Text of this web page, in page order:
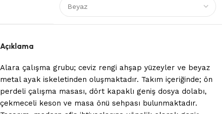
Açıklama
Alara çalışma grubu; ceviz rengi ahşap yüzeyler ve beyaz
metal ayak iskeletinden oluşmaktadır. Takım içeriğinde; ön
perdeli çalışma masası, dört kapaklı geniş dosya dolabı,
çekmeceli keson ve masa önü sehpası bulunmaktadır.